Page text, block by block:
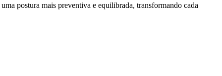
postura mais preventiva e equilibrada, transformando cada